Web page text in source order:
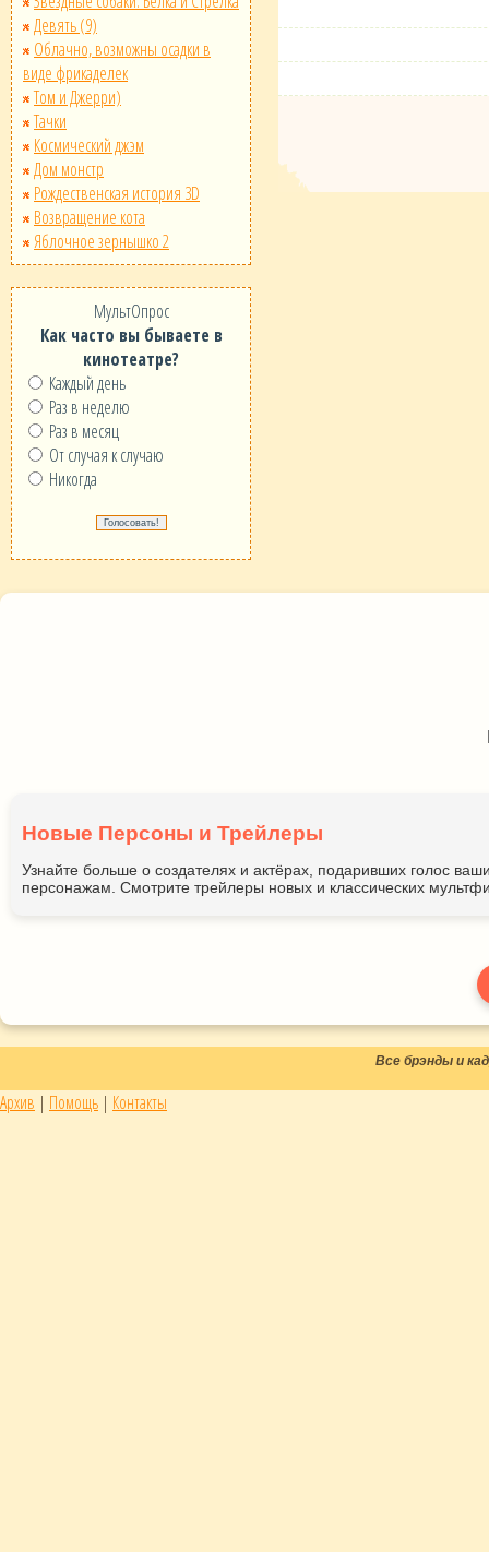
Девять (9)
Облачно, возможны осадки в
виде фрикаделек
Том и Джерри)
Тачки
Космический джэм
Дом монстр
Рождественская история 3D
Возвращение кота
Яблочное зернышко 2
МультОпрос
Как часто вы бываете в
кинотеатре?
Каждый день
Раз в неделю
Раз в месяц
От случая к случаю
Никогда
Новые Персоны и Трейлеры
Узнайте больше о создателях и актёрах, подаривших голос
персонажам. Смотрите трейлеры новых и классических
Все брэнды и
Архив | Помощь | Контакты